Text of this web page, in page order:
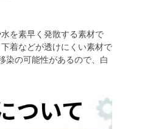
を素早く発散する素材で
着などが透けにくい素材で
染の可能性があるので、白